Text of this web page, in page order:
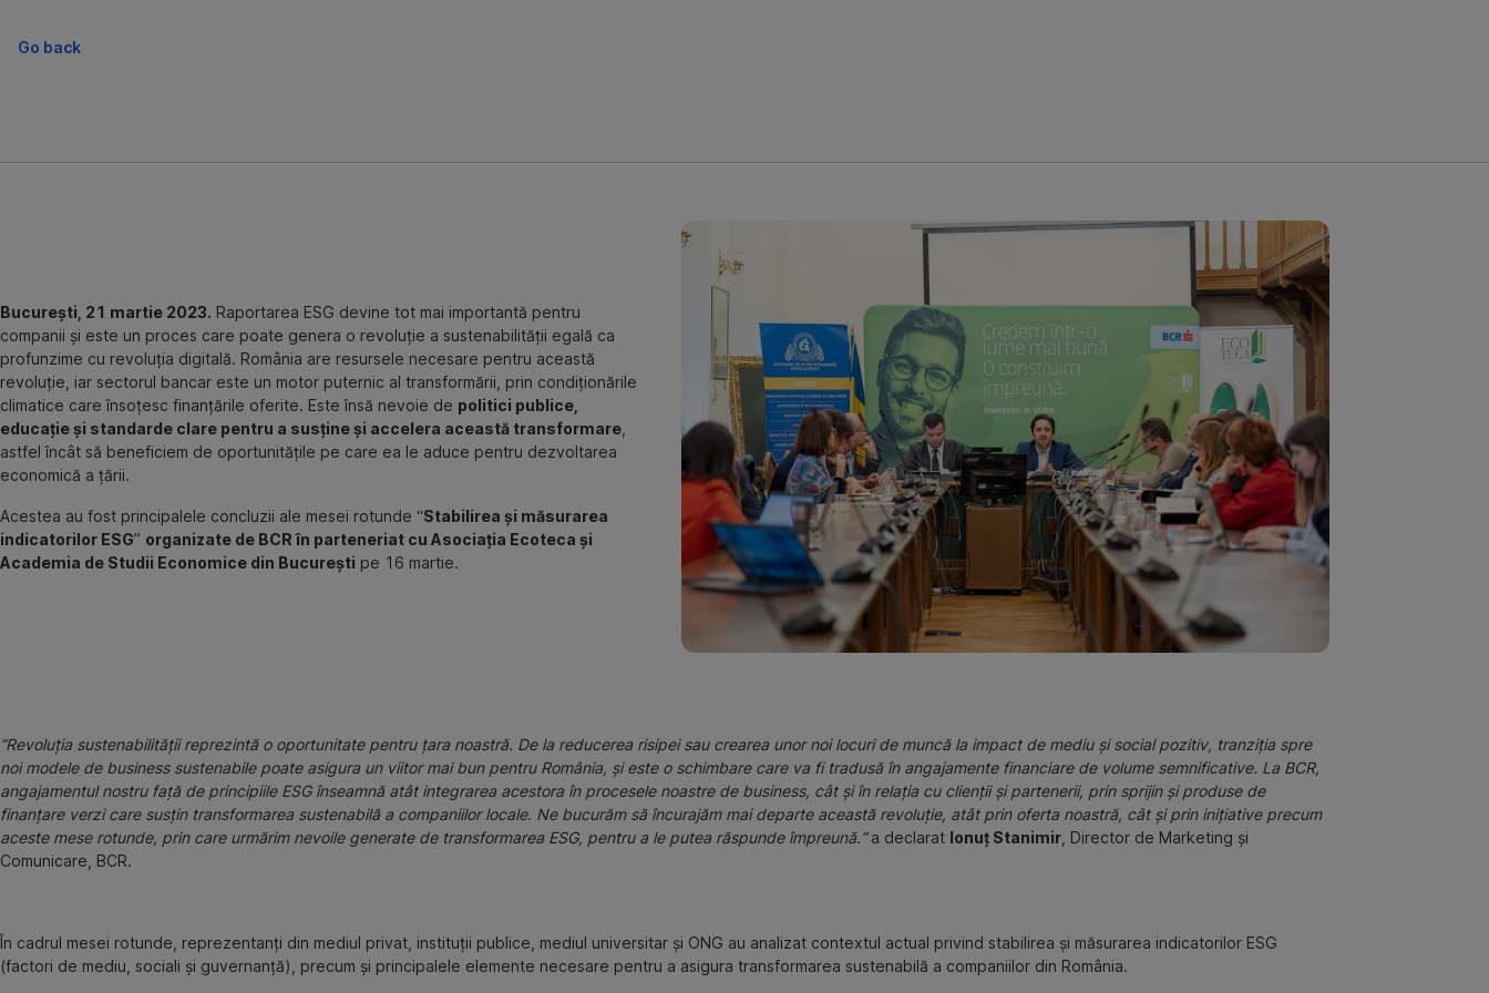
Go back
București, 21 martie 2023. Raportarea ESG devine tot mai importantă pentru
companii și este un proces care poate genera o revoluție a sustenabilității egală ca
profunzime cu revoluția digitală. România are resursele necesare pentru această
revoluție, iar sectorul bancar este un motor puternic al transformării, prin condiționările
climatice care însoțesc finanțările oferite. Este însă nevoie de politici publice,
educație și standarde clare pentru a susține și accelera această transformare
astfel încât să beneficiem de oportunitățile pe care ea le aduce pentru dezvoltarea
economică a țării.
Acestea au fost principalele concluzii ale mesei rotunde “Stabilirea și măsurarea
indicatorilor ESG” organizate de BCR în parteneriat cu Asociația Ecoteca și
Academia de Studii Economice din București pe 16 martie.
“Revoluția sustenabilității reprezintă o oportunitate pentru țara noastră. De la reducerea risipei sau crearea unor noi locuri de muncă la impact de mediu și social pozitiv, tranziția spre
noi modele de business sustenabile poate asigura un viitor mai bun pentru România, și este o schimbare care va fi tradusă în angajamente financiare de volume semnificative. La BCR,
angajamentul nostru față de principiile ESG înseamnă atât integrarea acestora în procesele noastre de business, cât și în relația cu clienții și partenerii, prin sprijin și produse de
finanțare verzi care susțin transformarea sustenabilă a companiilor locale. Ne bucurăm să încurajăm mai departe această revoluție, atât prin oferta noastră, cât și prin inițiative precum
aceste mese rotunde, prin care urmărim nevoile generate de transformarea ESG, pentru a le putea răspunde împreună.”a declarat Ionuț Stanimir , Director de Marketing și
Comunicare, BCR.
În cadrul mesei rotunde, reprezentanți din mediul privat, instituții publice, mediul universitar și ONG au analizat contextul actual privind stabilirea și măsurarea indicatorilor ESG
(factori de mediu, sociali și guvernanță), precum și principalele elemente necesare pentru a asigura transformarea sustenabilă a companiilor din România.